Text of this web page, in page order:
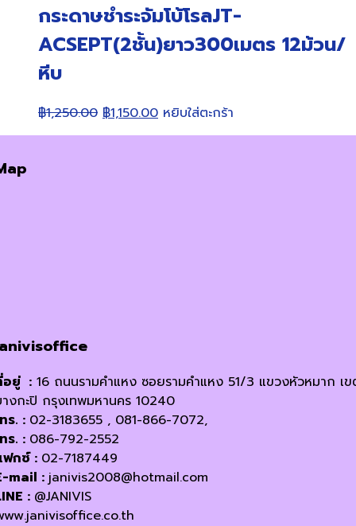
กระดาษชำระจัมโบ้โรลJT-
ACSEPT(2ชั้น)ยาว300เมตร 12ม้วน/
หีบ
฿1,250.00 Original
price
฿1,150.00Current
price
หยิบใส่ตะกร้า
อยู่ : 16 ถนนรามคำแหง ซอยรามคำแหง 51/3 แขวงหัวหมาก เ
งกะปิ กรุงเทพมหานคร 10240
ร. : 02-3183655 , 081-866-7072,
ร. : 086-792-2552
กซ์ : 02-7187449
mail : janivis2008@hotmail.com
: @JANIVIS